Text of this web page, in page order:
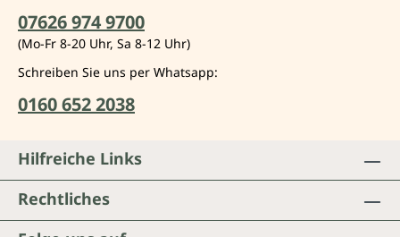
07626 974 9700
(Mo-Fr 8-20 Uhr, Sa 8-12 Uhr)
Schreiben Sie uns per Whatsapp:
0160 652 2038
Hilfreiche Links
Rechtliches